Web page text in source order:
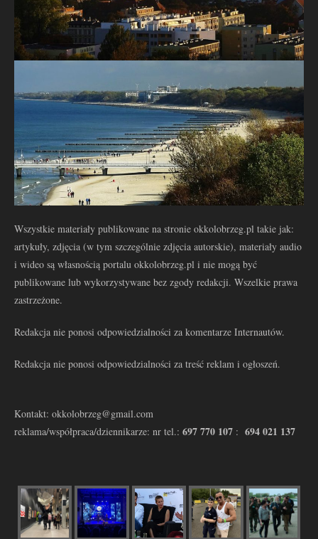
Wszystkie materiały publikowane na stronie okkolobrzeg.pl takie jak:
artykuły, zdjęcia (w tym szczególnie zdjęcia autorskie), materiały audio
i wideo są własnością portalu okkolobrzeg.pl i nie mogą być
publikowane lub wykorzystywane bez zgody redakcji. Wszelkie prawa
zastrzeżone.
Redakcja nie ponosi odpowiedzialności za komentarze Internautów.
Redakcja nie ponosi odpowiedzialności za treść reklam i ogłoszeń.
Kontakt: okkolobrzeg@gmail.com
reklama/współpraca/dziennikarze: nr tel.: 697 770 107 : 694 021 137